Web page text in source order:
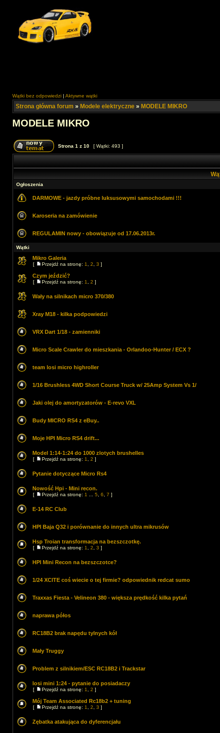
Wątki bez odpowiedzi | Aktywne wątki
Strona główna forum » Modele elektryczne » MODELE MIKRO
MODELE MIKRO
Strona 1 z 10 [ Wątki: 493 ]
Ogłoszenia
DARMOWE - jazdy próbne luksusowymi samochodami !!!
Karoseria na zamówienie
REGULAMIN nowy - obowiązuje od 17.06.2013r.
Wątki
Mikro Galeria
[ Przejdź na stronę: 1 2 3 ]
Czym jeździć?
[ Przejdź na stronę: 1 2 ]
Wały na silnikach micro 370/380
Xray M18 - kilka podpowiedzi
VRX Dart 1/18 - zamienniki
Micro Scale Crawler do mieszkania - Orlandoo-Hunter / ECX ?
team losi micro highroller
1/16 Brushless 4WD Short Course Truck w/ 25Amp System Vs 1/
Jaki olej do amortyzatorów - E-revo VXL
Budy MICRO RS4 z eBuy..
Moje HPI Micro RS4 drift...
Model 1:14-1:24 do 1000 zlotych brushelles
[ Przejdź na stronę: 1 2 ]
Pytanie dotyczące Micro Rs4
Nowość Hpi - Mini recon.
[ Przejdź na stronę: 1 5 6 7 ]
E-14 RC Club
HPI Baja Q32 i porównanie do innych ultra mikrusów
Hsp Troian transformacja na bezszczotkę.
[ Przejdź na stronę: 1 2 3 ]
HPI Mini Recon na bezszczotce?
1/24 XCITE coś wiecie o tej firmie? odpowiednik redcat sumo
Traxxas Fiesta - Velineon 380 - większa prędkość kilka pytań
naprawa półos
RC18B2 brak napędu tylnych kół
Mały Truggy
Problem z silnikiem/ESC RC18B2 i Trackstar
losi mini 1:24 - pytanie do posiadaczy
[ Przejdź na stronę: 1 2 ]
Mój Team Associated Rc18b2 + tuning
[ Przejdź na stronę: 1 2 3 ]
Zębatka atakująca do dyferencjału